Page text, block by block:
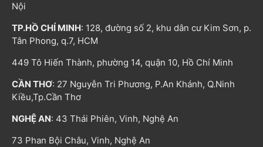
Nội
TP.HỒ CHÍ MINH: 128, đường số 2, khu dân cư Kim Sơn, p.
Tân Phong, q.7, HCM
449 Tô Hiến Thành, phường 14, quận 10, Hồ Chí Minh
CẦN THƠ: 27 Nguyễn Tri Phương, P.An Khánh, Q.Ninh
Kiều,Tp.Cần Thơ
NGHỆ AN: 43 Thái Phiên, Vinh, Nghệ An
73 Phan Bội Châu, Vinh, Nghệ An